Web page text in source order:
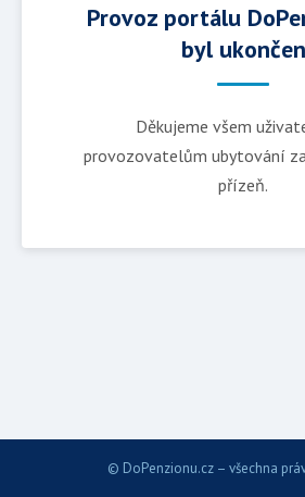
Provoz portálu
byl ukončen
Děkujeme všem
provozovatelům ubytování
přízeň.
© DoPenzionu.cz – všechna